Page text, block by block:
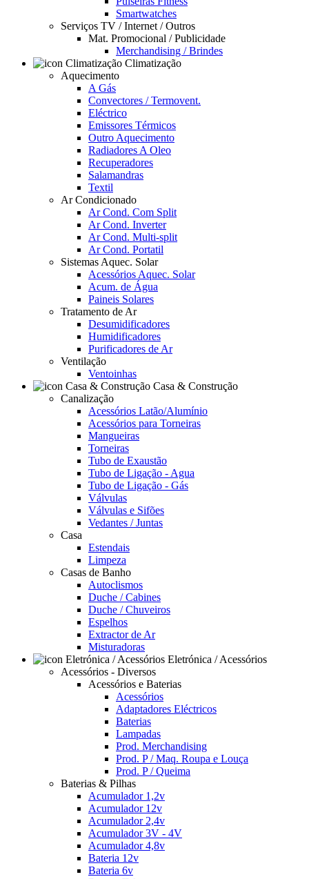
Smartwatches
Serviços TV / Internet / Outros
Mat. Promocional / Publicidade
Merchandising / Brindes
Climatização
Aquecimento
A Gás
Convectores / Termovent.
Eléctrico
Emissores Térmicos
Outro Aquecimento
Radiadores A Oleo
Recuperadores
Salamandras
Textil
Ar Condicionado
Ar Cond. Com Split
Ar Cond. Inverter
Ar Cond. Multi-split
Ar Cond. Portatil
Sistemas Aquec. Solar
Acessórios Aquec. Solar
Acum. de Água
Paineis Solares
Tratamento de Ar
Desumidificadores
Humidificadores
Purificadores de Ar
Ventilação
Ventoinhas
Casa & Construção
Canalização
Acessórios Latão/Alumínio
Acessórios para Torneiras
Mangueiras
Torneiras
Tubo de Exaustão
Tubo de Ligação - Agua
Tubo de Ligação - Gás
Válvulas
Válvulas e Sifões
Vedantes / Juntas
Casa
Estendais
Limpeza
Casas de Banho
Autoclismos
Duche / Cabines
Duche / Chuveiros
Espelhos
Extractor de Ar
Misturadoras
Eletrónica / Acessórios
Acessórios - Diversos
Acessórios e Baterias
Acessórios
Adaptadores Eléctricos
Baterias
Lampadas
Prod. Merchandising
Prod. P / Maq. Roupa e Louça
Prod. P / Queima
Baterias & Pilhas
Acumulador 1,2v
Acumulador 12v
Acumulador 2,4v
Acumulador 3V - 4V
Acumulador 4,8v
Bateria 12v
Bateria 6v